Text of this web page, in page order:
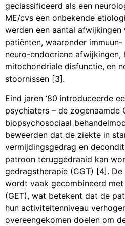
geclassificeerd als een
ME/cvs een onbekende
werden een aantal afwijkingen
patiënten, waaronder
neuro-endocriene afwijkingen,
mitochondriale disfunctie, en
stoornissen [3].
Eind jaren ‘80 introduceerde
psychiaters – de zogenaamde
biopsychosociaal
beweerden dat de ziekte in
vermijdingsgedrag en
patroon teruggedraaid kan
gedragstherapie (CGT) [4].
wordt vaak gecombineerd
(GET), wat betekent dat de
hun activiteitenniveau
overeengekomen doelen om